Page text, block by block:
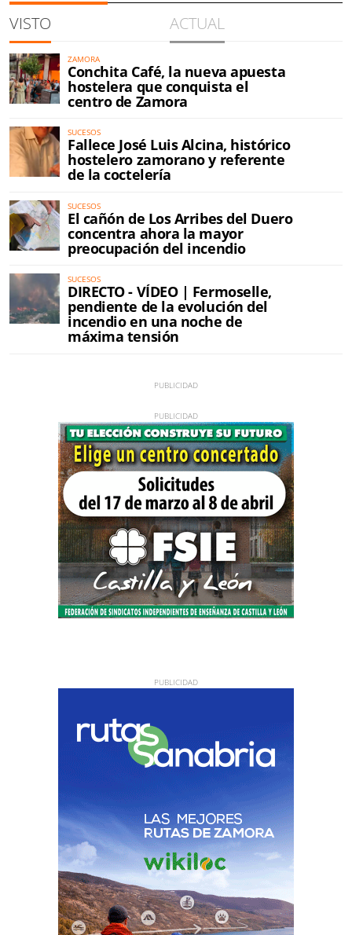
VISTO ACTUAL
ZAMORA
Conchita Café, la nueva apuesta
hostelera que conquista el
centro de Zamora
SUCESOS
Fallece José Luis Alcina, histórico
hostelero zamorano y referente
de la coctelería
SUCESOS
El cañón de Los Arribes del Duero
concentra ahora la mayor
preocupación del incendio
SUCESOS
DIRECTO - VÍDEO | Fermoselle,
pendiente de la evolución del
incendio en una noche de
máxima tensión